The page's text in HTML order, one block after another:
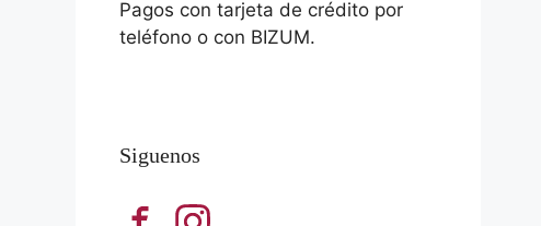
Pagos con tarjeta de crédito por
teléfono o con BIZUM.
Siguenos